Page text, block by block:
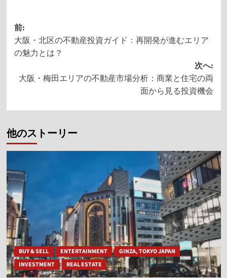
投
稿
ナ
ビ
ー
シ
ョ
前:
大阪・北区の不動産投資ガイド：再開発が進むエリア
の魅力とは？
次へ:
大阪・梅田エリアの不動産市場分析：商業と住宅の両
面から見る投資機会
他のストーリー
BUY & SELL ENTERTAINMENT
GINZA, TOKYO JAPAN
INVESTMENT
REAL ESTATE